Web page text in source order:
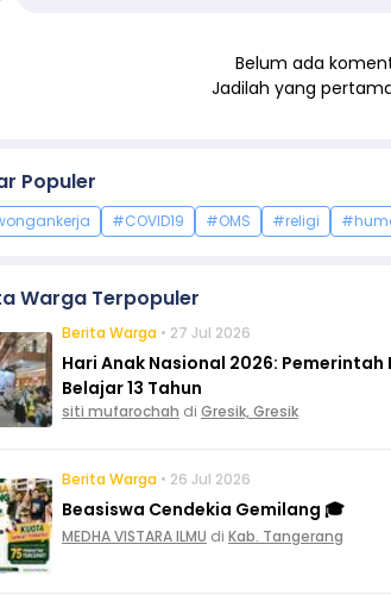
Belum ada
Jadilah yang
Populer
#COVID19 #OMS #religi
Warga Terpopuler
Berita Warga • 27 Jul 2026
Hari Anak Nasional 2026:
Belajar 13 Tahun
siti mufarochah di Gresik, Gresik
Berita Warga • 26 Jul 2026
Beasiswa Cendekia Gemilang 🎓
MEDHA VISTARA ILMU di Kab. Tangerang